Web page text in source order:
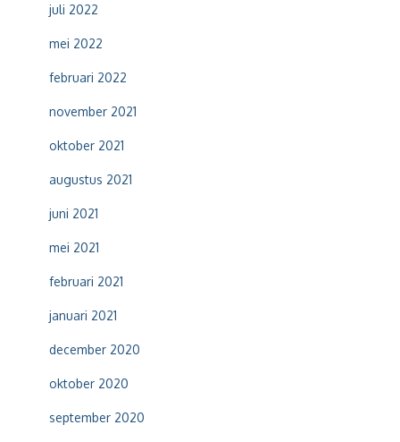
juli 2022
mei 2022
februari 2022
november 2021
oktober 2021
augustus 2021
juni 2021
mei 2021
februari 2021
januari 2021
december 2020
oktober 2020
september 2020